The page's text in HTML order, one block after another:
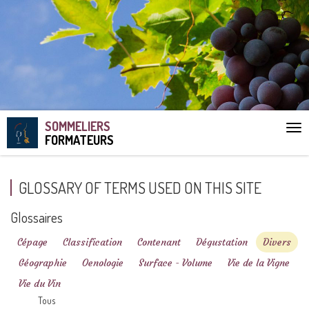
SOMMELIERS
FORMATEURS
GLOSSARY OF TERMS USED ON THIS SITE
Glossaires
Cépage Classification Contenant Dégustation
Divers
Géographie
Oenologie Surface - Volume
Vie de la Vigne
Vie du Vin
Tous